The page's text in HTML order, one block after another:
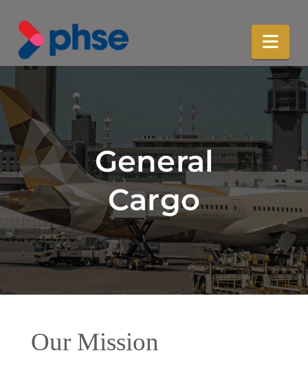
General
Cargo
Our Mission